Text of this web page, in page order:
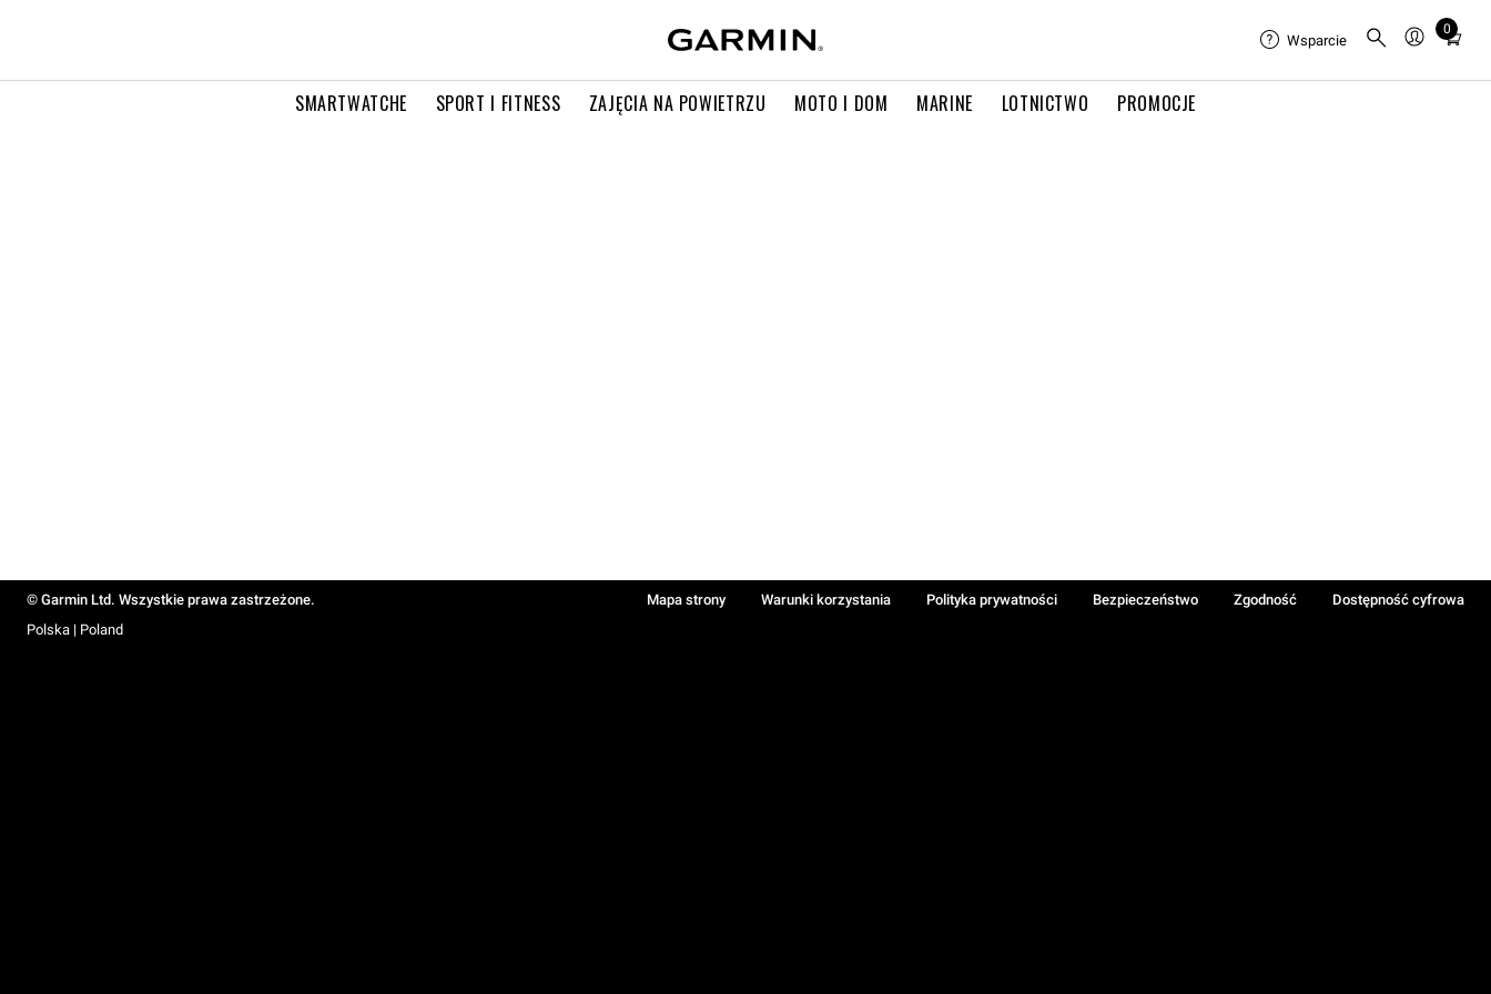
SMARTWATCHE SPORT I FITNESS ZAJĘCIA NA POWIETRZU MOTO I DOM MARINE LOTNICTWO PROMOCJE
Wsparcie
0
Total
in
© Garmin Ltd. Wszystkie prawa zastrzeżone. Mapa strony Warunki korzystania Polityka prywatności Bezpieczeństwo Zgodność
Dostępność cyfrowa
Polska | Poland